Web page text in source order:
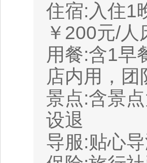
住宿:入住1
￥200元/人
用餐:含1早
店内用，
景点:含景
设退
导服:贴心导